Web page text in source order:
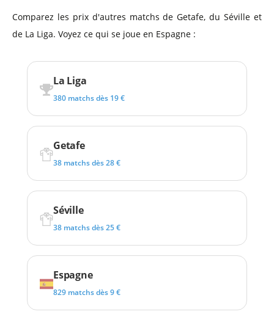
Comparez les prix d'autres matchs de Getafe, du Séville et
de La Liga. Voyez ce qui se joue en Espagne :
La Liga
380 matchs dès 19 €
Getafe
38 matchs dès 28 €
Séville
38 matchs dès 25 €
Espagne
829 matchs dès 9 €